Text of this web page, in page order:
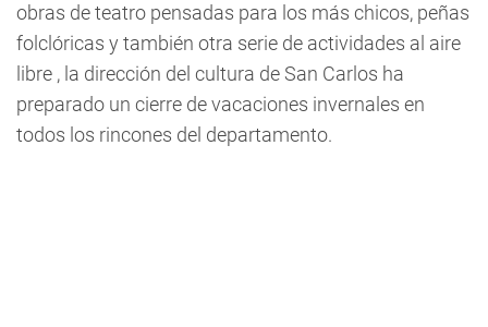
obras de teatro pensadas para los más chicos, peñas
folclóricas y también otra serie de actividades al aire
libre , la dirección del cultura de San Carlos ha
preparado un cierre de vacaciones invernales en
todos los rincones del departamento.